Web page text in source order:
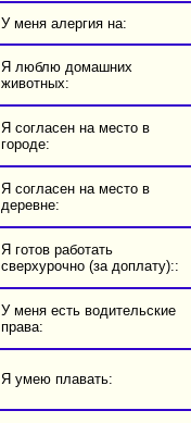
У меня алергия на:
Я люблю домашних
животных:
Я согласен на место в
городе:
Я согласен на место в
деревне:
Я готов работать
сверхурочно (за доплату)::
У меня есть водительские
права:
Я умею плавать: